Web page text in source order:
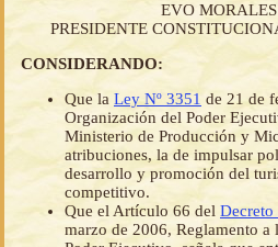
EVO
PRESIDENTE
CONSIDERANDO:
Que la Ley Nº 3351 de 21 de
Organización del Poder
Ministerio de Producción y
atribuciones, la de impulsar
desarrollo y promoción del
competitivo.
Que el Artículo 66 del Decreto
marzo de 2006, Reglamento